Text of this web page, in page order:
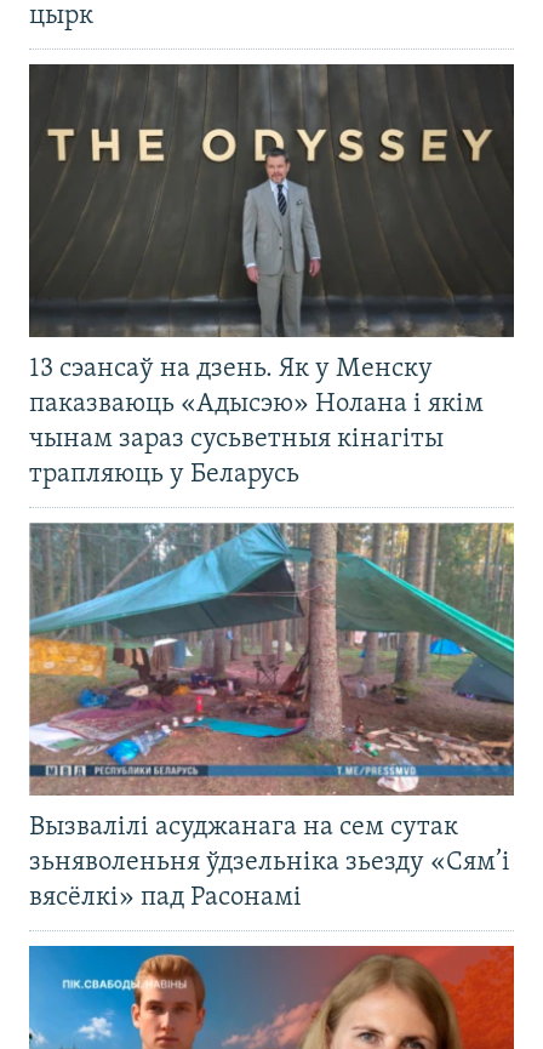
цырк
13 сэансаў на дзень. Як у Менску
паказваюць «Адысэю» Нолана і якім
чынам зараз сусьветныя кінагіты
трапляюць у Беларусь
Вызвалілі асуджанага на сем сутак
зьняволеньня ўдзельніка зьезду «Сям’і
вясёлкі» пад Расонамі